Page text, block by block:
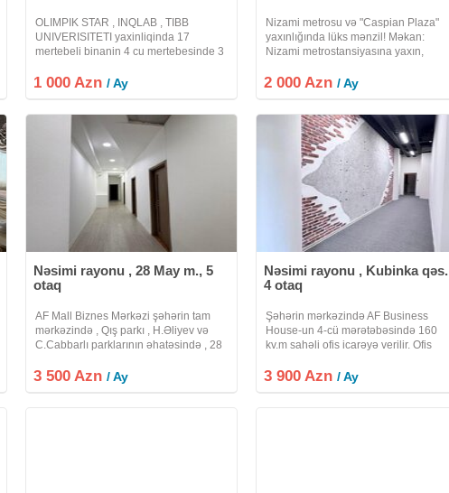
OLIMPIK STAR , INQLAB , TIBB
UNIVERISITETI yaxinliqinda 17
mertebeli binanin 4 cu mertebesinde 3
MUTLEQDIR. Uzun müddetli olaraq
verilir. Heyetinde ve binanin altinda
1 000 Azn/ Ay
Nizami metrosu və "Caspian Plaza"
yaxınlığında lüks mənzil! Məkan:
Nizami metrostansiyasına yaxın,
piyada məsafədə. Şəhərin mərkəzi,
təhlükəsiz və prestijli
2 000 Azn/ Ay
Nəsimi rayonu , 28 May m., 5
otaq
AF Mall Biznes Mərkəzi şəhərin tam
mərkəzində , Qış parkı , H.Əliyev və
C.Cabbarlı parklarının əhatəsində , 28
yaxınlığında yerləşir. Biznes mərkəz
müasir memarlıq üslubunda inşa
3 500 Azn/ Ay
Nəsimi rayonu , Kubinka
4 otaq
Şəhərin mərkəzində AF Business
House-un 4-cü mərətəbəsində 160
kv.m sahəli ofis icarəyə verilir. Ofis
sahələrinə uygundur. Əşyasız olaraq
icarəyə verilir. Daxilində mətbəx və 2
3 900 Azn/ Ay